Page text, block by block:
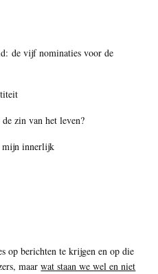
de vijf nominaties voor de
zin van het leven?
mijn innerlijk
op berichten te krijgen en op die
maarwat staan we wel en niet